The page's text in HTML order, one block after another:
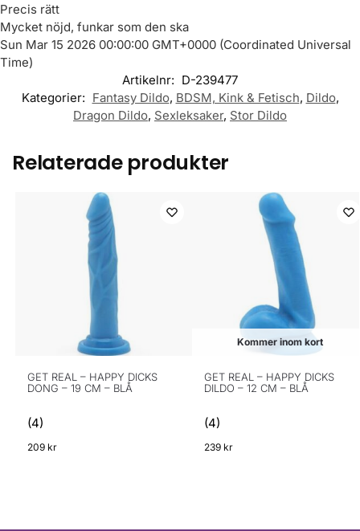
Precis rätt
Mycket nöjd, funkar som den ska
Sun Mar 15 2026 00:00:00 GMT+0000 (Coordinated Universal
Time)
Artikelnr: D-239477
Kategorier: Fantasy Dildo, BDSM, Kink & Fetisch, Dildo,
Dragon Dildo, Sexleksaker, Stor Dildo
Relaterade produkter
GET REAL – HAPPY DICKS
DONG – 19 CM – BLÅ
(4)
209 kr
Kommer inom kort
GET REAL – HAPPY DICKS
DILDO – 12 CM – BLÅ
(4)
239 kr